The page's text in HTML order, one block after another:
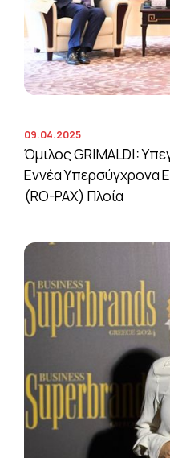
09.04.2025
Όμιλος GRIMALDI:
Εννέα Υπερσύγχρονα
(RO-PAX) Πλοία